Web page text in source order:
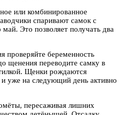
или комбинированное
спаривают самок с
Это позволяет получать два
проверяйте беременность
щенения переводите самку в
Щенки рождаются
уже на следующий день активно
пересаживая лишних